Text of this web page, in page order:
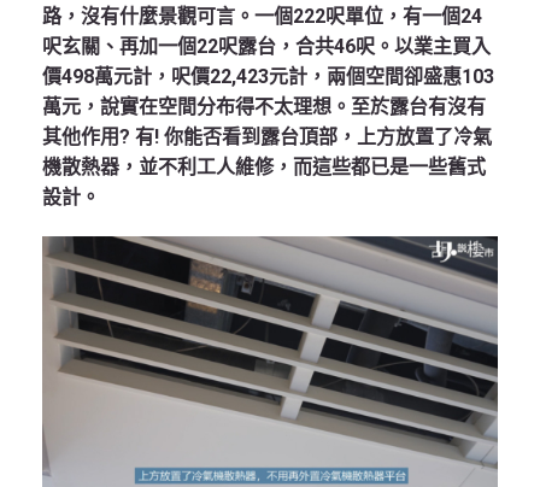
路，沒有什麼景觀可言。一個222呎單位，有一個24
呎玄關、再加一個22呎露台，合共46呎。以業主買入
價498萬元計，呎價22,423元計，兩個空間卻盛惠103
萬元，說實在空間分布得不太理想。至於露台有沒有
其他作用? 有! 你能否看到露台頂部，上方放置了冷氣
機散熱器，並不利工人維修，而這些都已是一些舊式
設計。